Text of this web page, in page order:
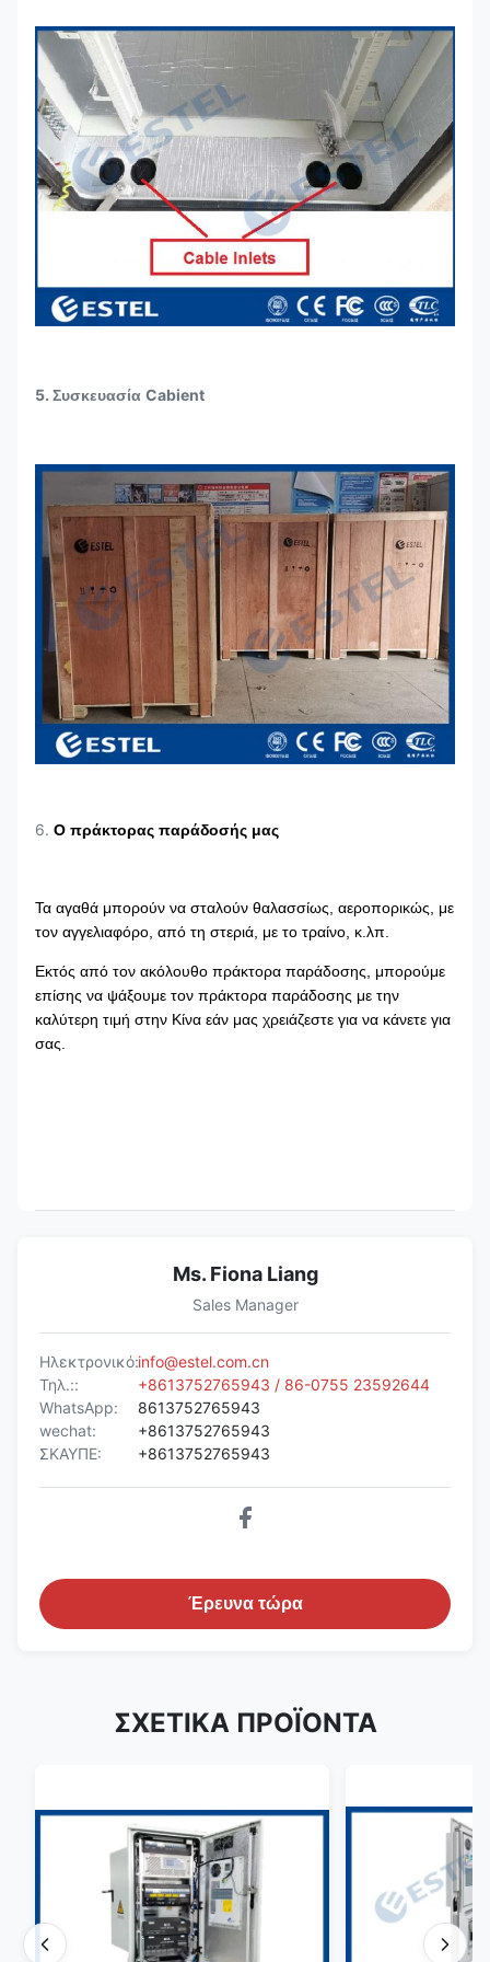
5. Συσκευασία Cabient
6. Ο πράκτορας παράδοσής μας
Τα αγαθά μπορούν να σταλούν θαλασσίως, αεροπορικώς, με
τον αγγελιαφόρο, από τη στεριά, με το τραίνο, κ.λπ.
Εκτός από τον ακόλουθο πράκτορα παράδοσης, μπορούμε
επίσης να ψάξουμε τον πράκτορα παράδοσης με την
καλύτερη τιμή στην Κίνα εάν μας χρειάζεστε για να κάνετε για
σας.
Ms. Fiona Liang
Sales Manager
Ηλεκτρονικό:info@estel.com.cn
Τηλ.::
+8613752765943 / 86-0755 23592644
WhatsApp:
8613752765943
wechat:
+8613752765943
ΣΚΑΥΠΕ:
+8613752765943
Έρευνα τώρα
ΣΧΕΤΙΚΑ ΠΡΟΪΟΝΤΑ